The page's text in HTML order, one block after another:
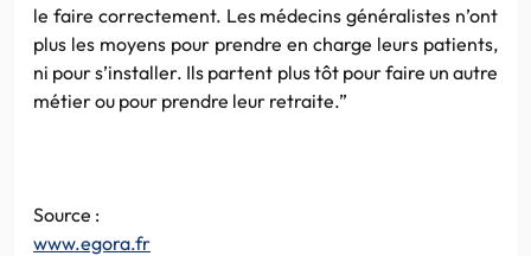
le faire correctement. Les médecins généralistes n’ont
plus les moyens pour prendre en charge leurs patients,
ni pour s’installer. Ils partent plus tôt pour faire un autre
métier ou pour prendre leur retraite.”
Source :
www.egora.fr